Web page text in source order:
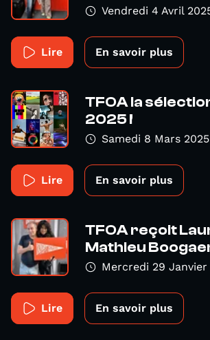
Vendredi 4 Avril
Lire En savoir plus
TFOA la
2025 !
Samedi 8 Mars 2025
Lire En savoir plus
TFOA reçoit
Mathieu
Mercredi 29 Janvier
Lire En savoir plus